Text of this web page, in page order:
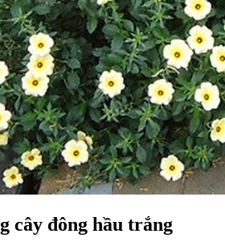
cây đông hầu trắng